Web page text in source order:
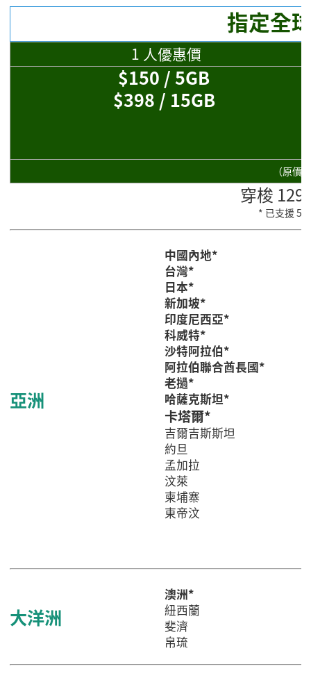
指定全
1 人優惠價
$150 / 5GB
$398 / 15GB
（原價
穿梭
* 已支援
亞洲
中國內地*
台灣*
日本*
新加坡*
印度尼西亞*
科威特*
沙特阿拉伯*
阿拉伯聯合酋長國*
老撾*
哈薩克斯坦*
卡塔爾*
吉爾吉斯斯坦
約旦
孟加拉
汶萊
柬埔寨
東帝汶
大洋洲
澳洲*
紐西蘭
斐濟
帛琉